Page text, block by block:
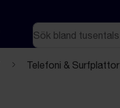
Sök
Telefoni & Surfplattor